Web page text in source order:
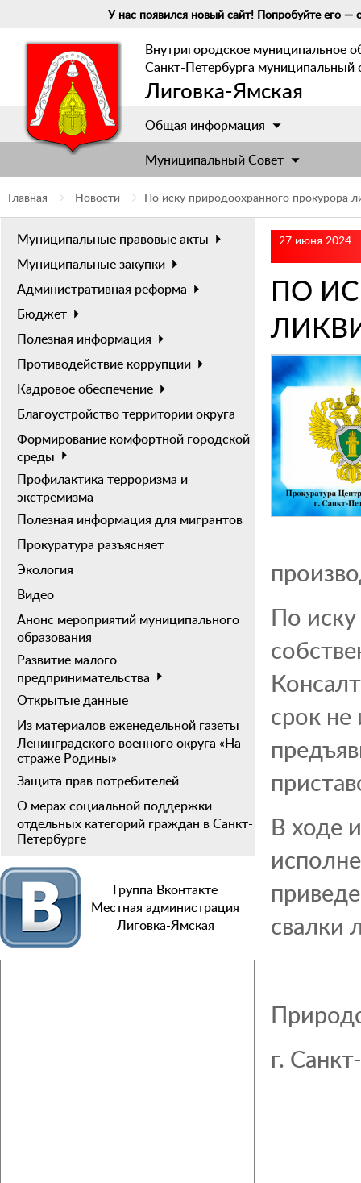
У нас появился новый сайт! Попробуйте его —
Внутригородское муниципальное
Санкт-Петербурга муниципальный
Лиговка-Ямская
Общая информация
Муниципальный Cовет
Главная Новости По иску природоохранного прокурора
Муниципальные правовые акты
Муниципальные закупки
Административная реформа
Бюджет
Полезная информация
Противодействие коррупции
Кадровое обеспечение
Благоустройство территории округа
Формирование комфортной городской
среды
Профилактика терроризма и
экстремизма
Полезная информация для мигрантов
Прокуратура разъясняет
Экология
Видео
Анонс мероприятий муниципального
образования
Развитие малого
предпринимательства
Открытые данные
Из материалов еженедельной газеты
Ленинградского военного округа «На
страже Родины»
Защита прав потребителей
О мерах социальной поддержки
отдельных категорий граждан в Санкт-
Петербурге
Группа Вконтакте
Местная администрация
Лиговка-Ямская
27 июня 2024
ПО
По
срок
В ходе
свалки
г.